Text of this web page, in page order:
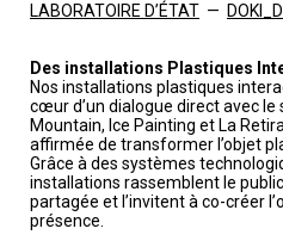
LABORATOIRE D’ÉTAT —
Des installations Plastiques
Nos installations plastiques
cœur d’un dialogue direct avec
Mountain, Ice Painting et La
affirmée de transformer l’objet
Grâce à des systèmes
installations rassemblent le
partagée et l’invitent à co-créer
présence.